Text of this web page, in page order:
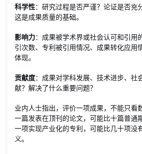
科学性：研究过程是否严谨？论证是否充
这是成果质量的基础。
影响力：成果被学术界或社会认可和引用
引次数、专利被引用情况、成果转化应用
体现。
贡献度：成果对学科发展、技术进步、社
献？解决了什么重要问题？
业内人士指出，评价一项成果，不能只看
一篇发表在顶刊的论文，可能比十篇普通
一项实现产业化的专利，可能比几十项没
义。